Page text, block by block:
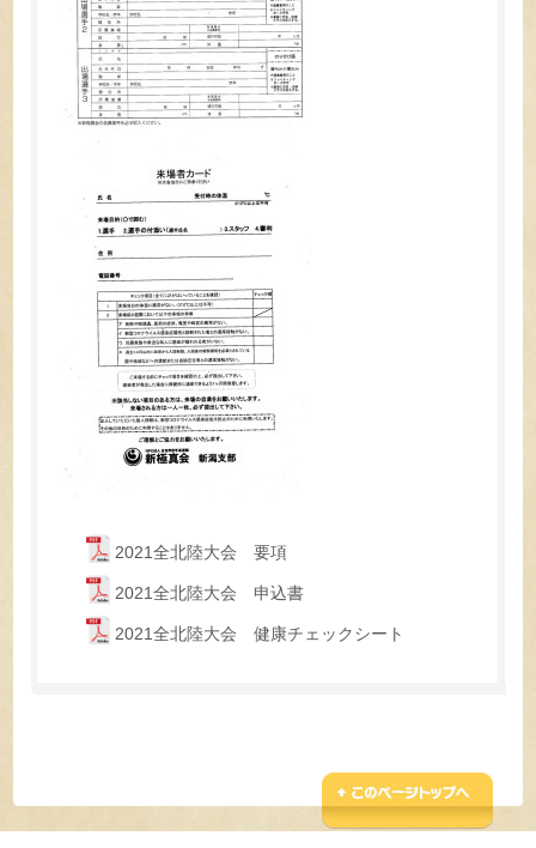
2021全北陸大会 要項
2021全北陸大会 申込書
2021全北陸大会 健康チェックシート